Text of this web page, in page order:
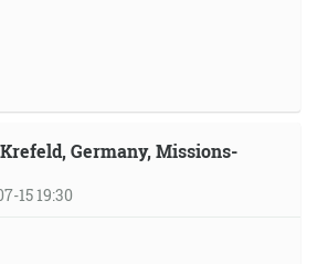
Krefeld, Germany, Missions-
15 19:30